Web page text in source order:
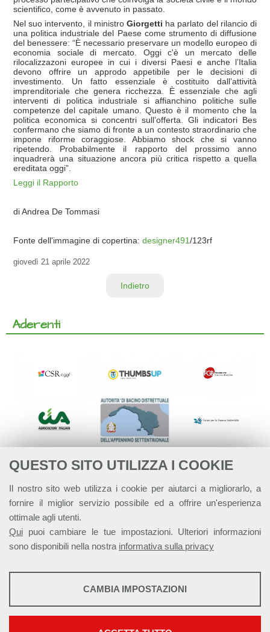
QUESTO SITO UTILIZZA I COOKIE
Il nostro sito web utilizza i cookie per aiutarci a migliorarlo, a
fornire il miglior servizio possibile ed a offrire un'esperienza
ottimale agli utenti.
Qui puoi cambiare le tue impostazioni. Ulteriori informazioni
sono disponibili nella nostra informativa sulla privacy
STATISTICHE
Mostra maggiori informazioni
CAMBIA IMPOSTAZIONI
scientifico, come è avvenuto in passato.
Nel suo intervento, il ministro Giorgetti ha parlato del rilancio di
una politica industriale del Paese come strumento di diffusione
del benessere: “È necessario preservare un modello europeo di
economia sociale di mercato. Oggi c'è un mercato delle
rilocalizzazoni europee in cui i diversi Paesi e anche l’Italia
devono offrire un approdo appetibile per le decisioni di
investimento. Un fatto essenziale è costituito dall’attività
imprenditoriale che genera ricchezza. È essenziale che agli
interventi di politica industriale si affianchino politiche sulle
competenze del capitale umano. Questo è il momento che la
politica economica si concentri sull’offerta. Gli indicatori Bes
confermano che siamo di fronte a un contesto straordinario che
impone riforme coraggiose. Abbiamo shock che si vanno
ripetendo. Probabilmente il rapporto del prossimo anno
inquadrerà una situazione ancora più critica rispetto a quella
ereditata oggi”.
Leggi il Rapporto
di Andrea De Tommasi
Fonte dell'immagine di copertina: designer491/123rf
giovedì 21 aprile 2022
Indietro
Aderenti
Alleanza Italiana per lo Sviluppo Sostenibile - ASviS